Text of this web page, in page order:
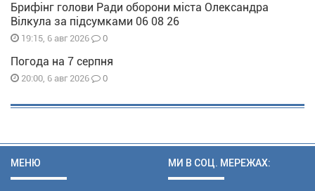
Брифінг голови Ради оборони міста Олександра
Вілкула за підсумками 06 08 26
19:15, 6 авг 2026 0
Погода на 7 серпня
20:00, 6 авг 2026 0
МЕНЮ МИ В СОЦ. МЕРЕЖАХ: